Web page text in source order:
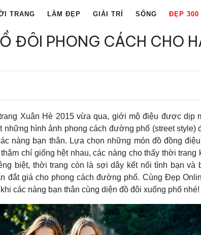
TRANG LÀM ĐẸP GIẢI TRÍ SỐNG ĐẸP 300
ĐÔI PHONG CÁCH CHO
Xuân Hè 2015 vừa qua, giới mộ điệu được dịp
những hình ảnh phong cách đường phố (street style)
nàng bạn thân. Lựa chọn những món đồ đồng
chí giống hệt nhau, các nàng cho thấy thời trang
biệt, thời trang còn là sợi dây kết nối tình bạn và
đắt giá cho phong cách đường phố. Cùng Đẹp
các nàng bạn thân cùng diện đồ đôi xuống phố nhé!